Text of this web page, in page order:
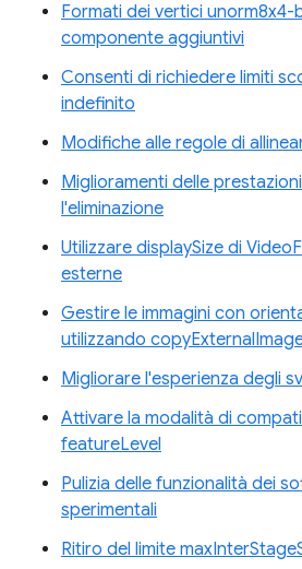
Formati dei vertici unorm8x4-
componente aggiuntivi
Consenti di richiedere limiti
indefinito
Modifiche alle regole di
Miglioramenti delle
l'eliminazione
Utilizzare displaySize di
esterne
Gestire le immagini con
utilizzando
Migliorare l'esperienza degli
Attivare la modalità di
featureLevel
Pulizia delle funzionalità dei
sperimentali
Ritiro del limite